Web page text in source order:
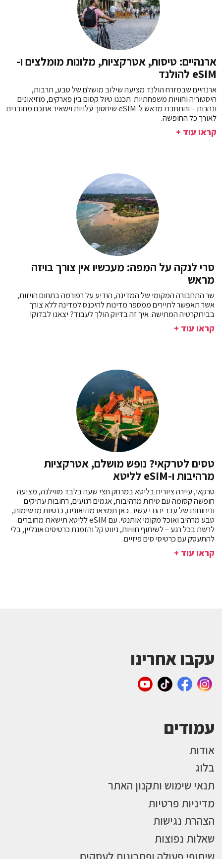
ארנהיים: טיסות, אטרקציות, מלונות מומלצים ו-
eSIM להולנד
ארנהיים שבמזרח הולנד מציעה שילוב מושלם של טבע, תרבות,
היסטוריה וחוויות משפחתיות. תכננו טיול קסום בין פארקים, מוזיאונים
ונהרות – והתחברו מראש ל-eSIM שיחסוך עלויות וישאיר אתכם מחוברים
לאורך כל החופשה.
קראו עוד +
סרי לנקה על המפה: מעכשיו אין צורך בויזה
מראש
שר התחבורה המקומי של המדינה, הודיע על רפורמה בתחום הויזות,
אשר תאפשר לתיירים ממספר מדינות להיכנס למדינה ללא צורך
בבירוקרטיה המתישה. איך זה בדיוק הולך לעבוד? יצאנו לבדוק!
קראו עוד +
טסים לטרקאי? נופש מושלם, אטרקציות
מרהיבות ו-eSIM לליטא
טרקאי, עיירה ציורית בליטא במרחק חצי שעה בלבד מווילנה, מציעה
חופשה קסומה עם טירות מרהיבות, אגמים רגועים, רחובות עתיקים
וניחוחות של עבר יהודי עשיר. כאן תמצאו מוזיאונים, כנסיות מרשימות,
טבע מרהיב ואוכל מקומי אותנטי. עם eSIM לליטא תישארו מחוברים
לרשת בכל רגע – לשיתוף חוויות, ניווט קל והזמנת כרטיסים אונליין, בלי
להתעסק עם כרטיסי סים פיזיים.
קראו עוד +
עקבו אחרינו
עמודים
אודות
בלוג
תנאי שימוש ותקנון האתר
מדיניות פרטיות
הצהרת נגישות
שאלות נפוצות